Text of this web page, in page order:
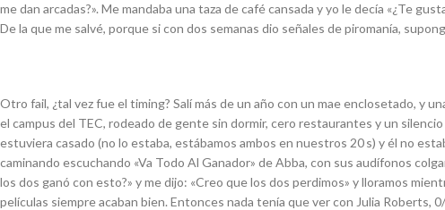
me dan arcadas?». Me mandaba una taza de café cansada y yo le decía «¿Te
De la que me salvé, porque si con dos semanas dio señales de piromanía,
Otro fail, ¿tal vez fue el timing? Salí más de un año con un mae enclosetado, y
el campus del TEC, rodeado de gente sin dormir, cero restaurantes y un
estuviera casado (no lo estaba, estábamos ambos en nuestros 20 s) y él no
caminando escuchando «Va Todo Al Ganador» de Abba, con sus audífonos
los dos ganó con esto?» y me dijo: «Creo que los dos perdimos» y lloramos
películas siempre acaban bien. Entonces nada tenía que ver con Julia Roberts,